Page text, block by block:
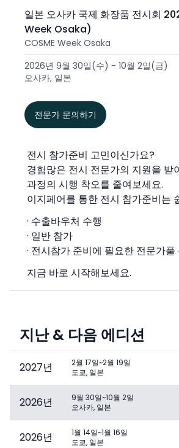
일본 오사카 국제 화장품 전시회
Week Osaka)
COSME Week Osaka
2026년 9월 30일(수) - 10월 2일(금)
오사카, 일본
전문가 문의하기
전시 참가준비 고민이신가요?
경험많은 전시 전문가의 지원을 받
과정의 시행 착오를 줄여보세요.
이지페어를 통한 전시 참가준비는
· 수출바우처 수행
· 일반 참가
· 전시참가 준비에 필요한 전문가풀
지금 바로 시작해보세요.
지난 & 다음 에디션
2027년
2월 17일~2월 19일
도쿄, 일본
2026년
9월 30일~10월 2일
오사카, 일본
2026년
1월 14일~1월 16일
도쿄, 일본